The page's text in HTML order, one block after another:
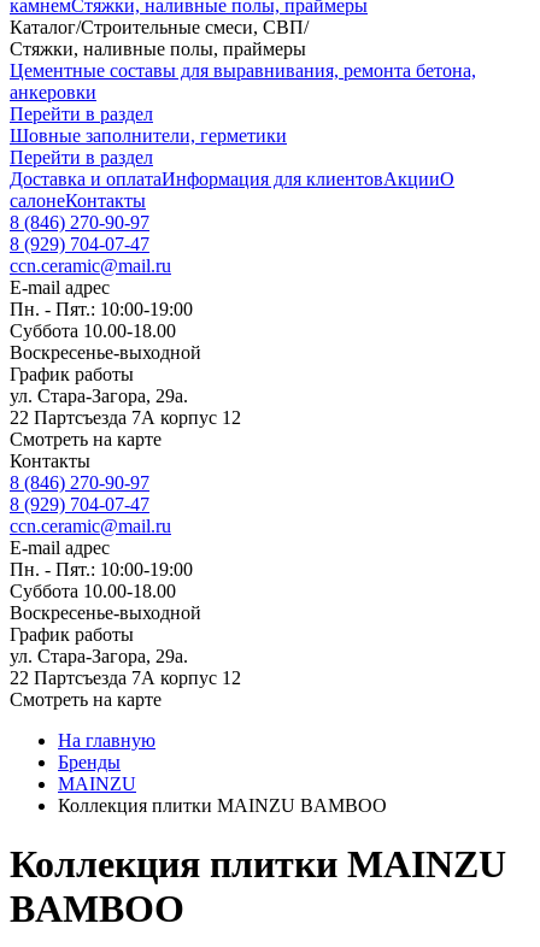
камнемСтяжки, наливные полы, праймеры
Каталог/Строительные смеси, СВП/
Стяжки, наливные полы, праймеры
Цементные составы для выравнивания, ремонта бетона,
анкеровки
Перейти в раздел
Шовные заполнители, герметики
Перейти в раздел
Доставка и оплатаИнформация для клиентовАкцииО
салонеКонтакты
8 (846) 270-90-97
8 (929) 704-07-47
ccn.ceramic@mail.ru
E-mail адрес
Пн. - Пят.: 10:00-19:00
Суббота 10.00-18.00
Воскресенье-выходной
График работы
ул. Стара-Загора, 29а.
22 Партсъезда 7А корпус 12
Смотреть на карте
Контакты
8 (846) 270-90-97
8 (929) 704-07-47
ccn.ceramic@mail.ru
E-mail адрес
Пн. - Пят.: 10:00-19:00
Суббота 10.00-18.00
Воскресенье-выходной
График работы
ул. Стара-Загора, 29а.
22 Партсъезда 7А корпус 12
Смотреть на карте
На главную
Бренды
MAINZU
Коллекция плитки MAINZU BAMBOO
Коллекция плитки MAINZU
BAMBOO